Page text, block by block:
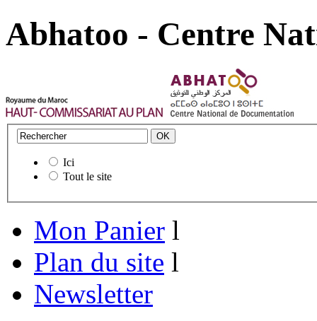
Abhatoo - Centre
Ici
Tout le site
Mon Panier l
Plan du site l
Newsletter